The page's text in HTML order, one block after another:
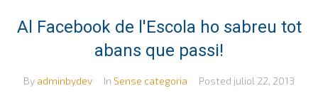
Al Facebook de l'Escola ho sabreu tot
abans que passi!
By adminbydev In Sense categoria Posted juliol 22, 2013